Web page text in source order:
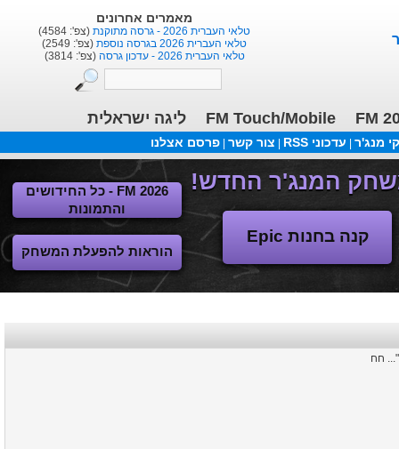
שחקנים אחרונים
Marcinho (צפ': 1687)
Anderson (צפ': 11722)
Dan Einbinder (צפ': 7417)
FM
FM Touch/Mobile ליגה ישראלית
מנג'ר עדכוני RSS צור קשר פרסם אצלנו
קנה בחנות Epic
FM 2026 - כל החידושים
והתמונות
הוראות להפעלת המשחק